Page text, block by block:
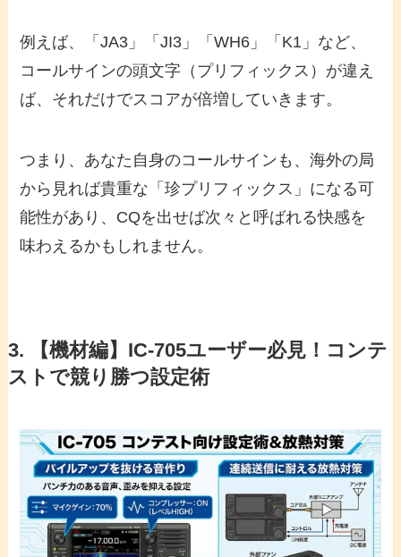
例えば、「JA3」「JI3」「WH6」「K1」など、
コールサインの頭文字（プリフィックス）が違え
ば、それだけでスコアが倍増していきます。
つまり、あなた自身のコールサインも、海外の局
から見れば貴重な「珍プリフィックス」になる可
能性があり、CQを出せば次々と呼ばれる快感を
味わえるかもしれません。
3. 【機材編】IC-705ユーザー必見！コンテ
ストで競り勝つ設定術